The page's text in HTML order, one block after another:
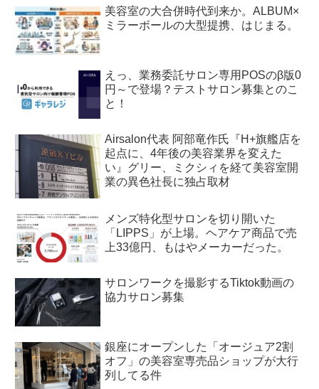
美容室の大合併時代到来か。ALBUM×
ミラーボールの大型提携、はじまる。
えっ、業務委託サロン専用POSのβ版0
円～で登場？テストサロン募集とのこ
と！
Airsalon代表 阿部竜作氏『H+旗艦店を
起点に、4年後の美容業界を変えた
い』グリー、ミクシィを経て美容室開
業の異色社長に独占取材
メンズ特化型サロンを切り開いた
「LIPPS」が上場。ヘアケア商品で売
上33億円、もはやメーカーだった。
サロンワークを撮影するTiktok動画の
協力サロン募集
銀座にオープンした「オージュア2割
オフ」の美容室専売品ショップが大行
列してる件